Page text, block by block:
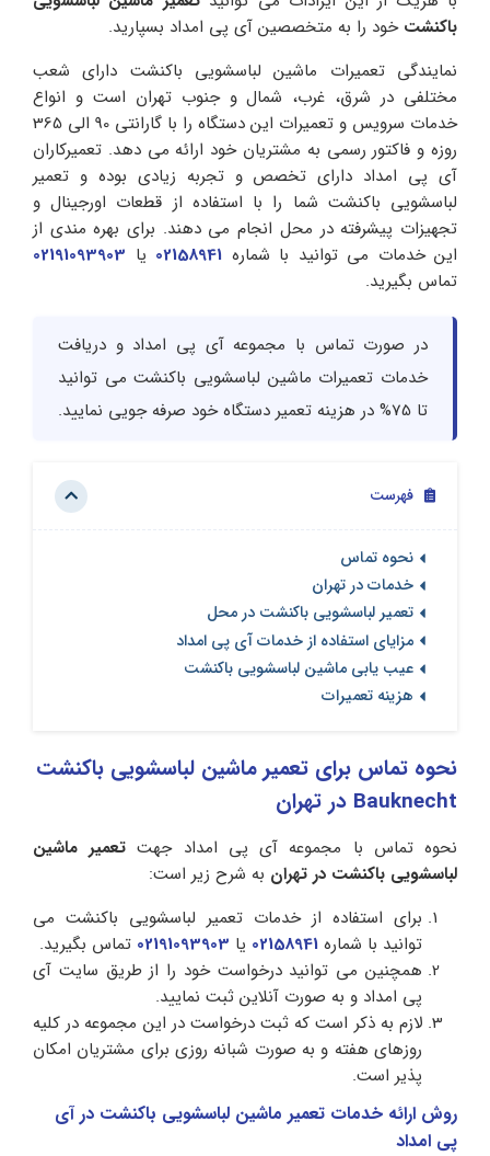
باکنشت خود را به متخصصین آی پی امداد بسپارید.
نمایندگی تعمیرات ماشین لباسشویی باکنشت دارای شعب
مختلفی در شرق، غرب، شمال و جنوب تهران است و انواع
خدمات سرویس و تعمیرات این دستگاه را با گارانتی 90 الی 365
روزه و فاکتور رسمی به مشتریان خود ارائه می دهد. تعمیرکاران
آی پی امداد دارای تخصص و تجربه زیادی بوده و تعمیر
لباسشویی باکنشت شما را با استفاده از قطعات اورجینال و
تجهیزات پیشرفته در محل انجام می دهند. برای بهره مندی از
این خدمات می توانید با شماره 02158941 یا 02191093903
تماس بگیرید.
در صورت تماس با مجموعه آی پی امداد و دریافت
خدمات تعمیرات ماشین لباسشویی باکنشت می توانید
تا 75% در هزینه تعمیر دستگاه خود صرفه جویی نمایید.
فهرست
نحوه تماس
خدمات در تهران
تعمیر لباسشویی باکنشت در محل
مزایای استفاده از خدمات آی پی امداد
عیب یابی ماشین لباسشویی باکنشت
هزینه تعمیرات
نحوه تماس برای تعمیر ماشین لباسشویی باکنشت
Bauknecht در تهران
نحوه تماس با مجموعه آی پی امداد جهت تعمیر ماشین
لباسشویی باکنشت در تهران به شرح زیر است:
برای استفاده از خدمات تعمیر لباسشویی باکنشت می
توانید با شماره 02158941 یا 02191093903 تماس بگیرید.
همچنین می توانید درخواست خود را از طریق سایت آی
پی امداد و به صورت آنلاین ثبت نمایید.
لازم به ذکر است که ثبت درخواست در این مجموعه در کلیه
روزهای هفته و به صورت شبانه روزی برای مشتریان امکان
پذیر است.
روش ارائه خدمات تعمیر ماشین لباسشویی باکنشت در آی
پی امداد